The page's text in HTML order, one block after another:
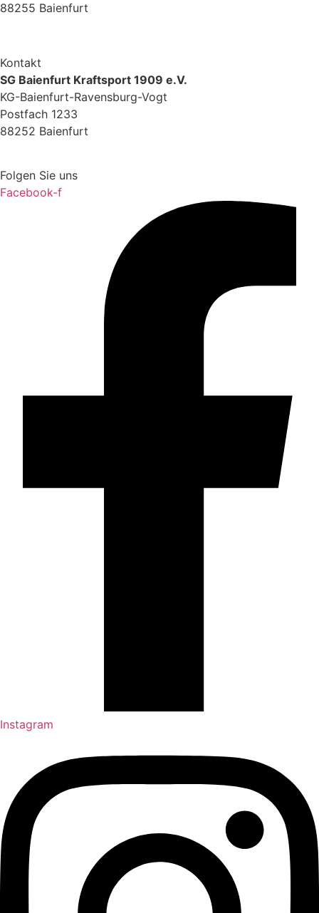
88255 Baienfurt
Kontakt
SG Baienfurt Kraftsport 1909 e.V.
KG-Baienfurt-Ravensburg-Vogt
Postfach 1233
88252 Baienfurt
Folgen Sie uns
Facebook-f
Instagram